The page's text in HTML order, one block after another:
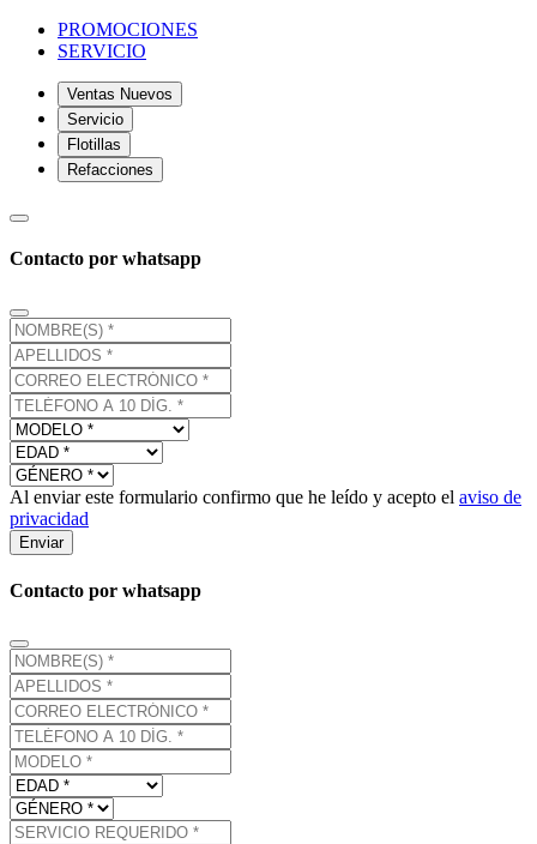
PROMOCIONES
SERVICIO
Ventas Nuevos
Servicio
Flotillas
Refacciones
Contacto por whatsapp
Al enviar este formulario confirmo que he leído y acepto el aviso de
privacidad
Enviar
Contacto por whatsapp